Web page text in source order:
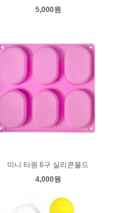
5,000원
미니 타원 6구 실리콘몰드
4,000원